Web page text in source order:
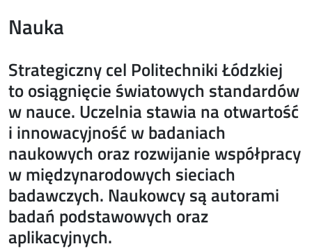
Nauka
Strategiczny cel Politechniki Łódzkiej
to osiągnięcie światowych standardów
w nauce. Uczelnia stawia na otwartość
i innowacyjność w badaniach
naukowych oraz rozwijanie współpracy
w międzynarodowych sieciach
badawczych. Naukowcy są autorami
badań podstawowych oraz
aplikacyjnych.